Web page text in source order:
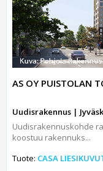
AS OY PUISTOLAN
Uudisrakennus |
Uudisrakennuskohde
koostuu rakennuks...
Tuote: CASA